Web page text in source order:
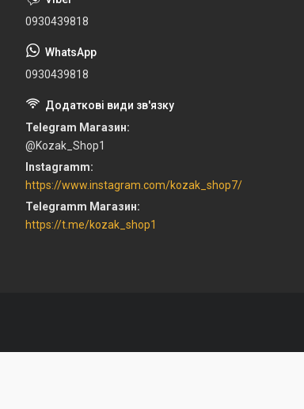
0930439818
0930439818
Telegram Магазин
@Kozak_Shop1
Instagramm
https://www.instagram.com/kozak_shop7/
Telegramm Магазин
https://t.me/kozak_shop1